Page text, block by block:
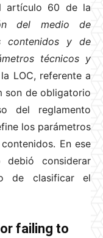
artículo 60 de la
del medio de
contenidos y de
técnicos y
LOC, referente a
son de obligatorio
del reglamento
los parámetros
En ese
considerar
de clasificar el
failing to